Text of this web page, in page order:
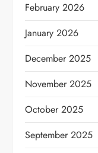
February 2026
January 2026
December 2025
November 2025
October 2025
September 2025